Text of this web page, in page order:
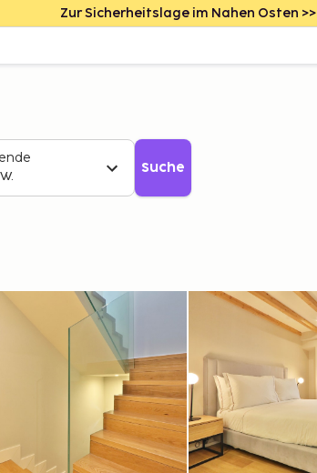
Zur Sicherheitslage im Nahen Osten >>
Suche